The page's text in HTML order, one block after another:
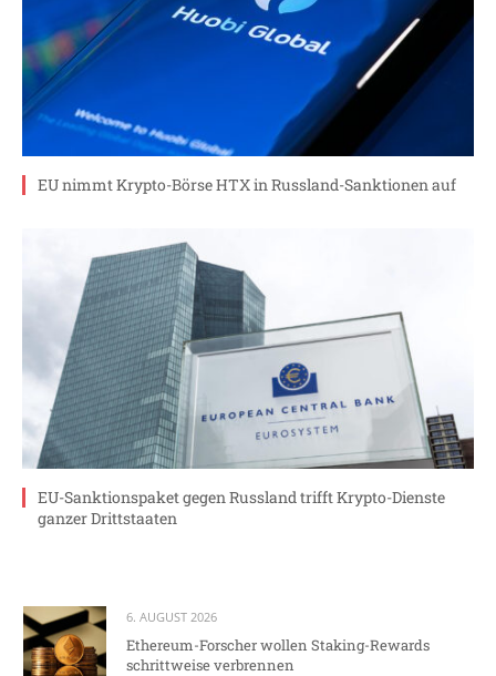
EU nimmt Krypto-Börse HTX in Russland-Sanktionen auf
EU-Sanktionspaket gegen Russland trifft Krypto-Dienste
ganzer Drittstaaten
6. AUGUST 2026
Ethereum-Forscher wollen Staking-Rewards
schrittweise verbrennen